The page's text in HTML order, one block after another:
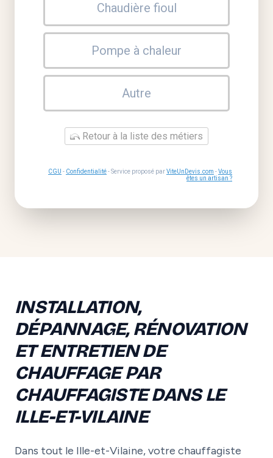
Chaudière fioul
Pompe à chaleur
Autre
Retour à la liste des métiers
CGU - Confidentialité- Service proposé parViteUnDevis.com -Vous
êtes un artisan ?
INSTALLATION,
DÉPANNAGE, RÉNOVATION
ET ENTRETIEN DE
CHAUFFAGE PAR
CHAUFFAGISTE DANS LE
ILLE-ET-VILAINE
Dans tout le Ille-et-Vilaine, votre chauffagiste